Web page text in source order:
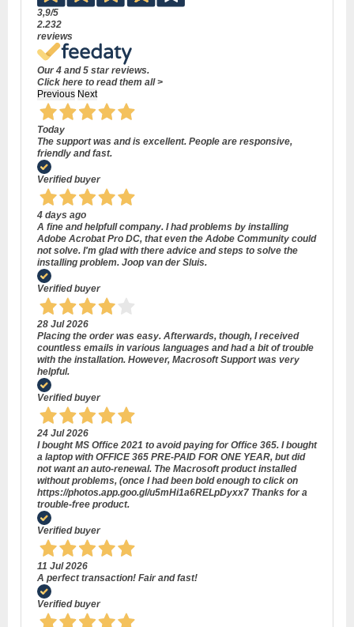
3,9/5
2.232
reviews
Our 4 and 5 star reviews.
Click here to read them all >
Previous Next
Today
The support was and is excellent. People are responsive,
friendly and fast.
Verified buyer
4 days ago
A fine and helpfull company. I had problems by installing
Adobe Acrobat Pro DC, that even the Adobe Community could
not solve. I'm glad with there advice and steps to solve the
installing problem. Joop van der Sluis.
Verified buyer
28 Jul 2026
Placing the order was easy. Afterwards, though, I received
countless emails in various languages and had a bit of trouble
with the installation. However, Macrosoft Support was very
helpful.
Verified buyer
24 Jul 2026
I bought MS Office 2021 to avoid paying for Office 365. I bought
a laptop with OFFICE 365 PRE-PAID FOR ONE YEAR, but did
not want an auto-renewal. The Macrosoft product installed
without problems, (once I had been bold enough to click on
https://photos.app.goo.gl/u5mHi1a6RELpDyxx7 Thanks for a
trouble-free product.
Verified buyer
11 Jul 2026
A perfect transaction! Fair and fast!
Verified buyer